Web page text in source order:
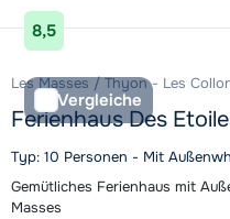
Unterkunft ansehen
8,5
Vergleiche
Les Masses / Thyon - Les
Ferienhaus Des
Typ: 10 Personen - Mit
Gemütliches Ferienhaus mit
Masses